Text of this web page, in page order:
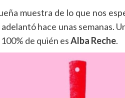
muestra de lo que nos
hace unas semanas.
de quién esAlba Reche.